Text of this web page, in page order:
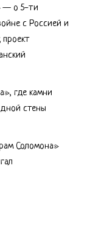
— о 5-ти
с Россией и
где камни
стены
Соломона»